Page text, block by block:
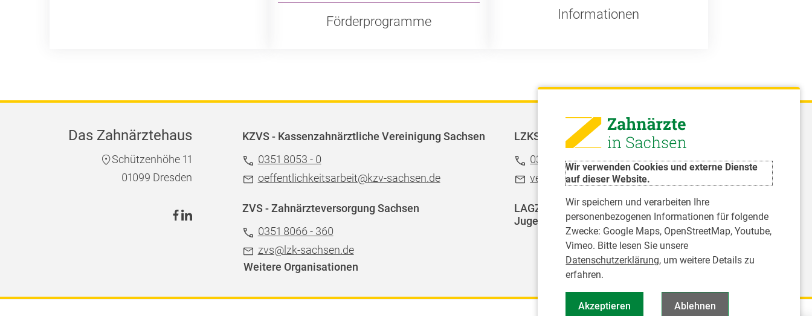
Wir verwenden Cookies und externe Dienste
auf dieser Website.
Wir speichern und verarbeiten Ihre
personenbezogenen Informationen für folgende
Zwecke: Google Maps, OpenStreetMap, Youtube,
Vimeo. Bitte lesen Sie unsere
Datenschutzerklärung, um weitere Details zu
erfahren.
Akzeptieren Ablehnen
Förderprogramme Informationen
Das Zahnärztehaus
Schützenhöhe 11
01099 Dresden
KZVS - Kassenzahnärztliche Vereinigung Sachsen
0351 8053 - 0
oeffentlichkeitsarbeit@kzv-sachsen.de
LZKS - Landeszahnärztekammer Sachsen
0351 8066 - 0
verwaltung@Izk-sachsen.de
ZVS - Zahnärzteversorgung Sachsen
0351 8066 - 360
zvs@lzk-sachsen.de
LAGZ - Landesarbeitsgemeinschaft für
Jugendzahnpflege des Freistaates Sachsen e.V.
Weitere Organisationen